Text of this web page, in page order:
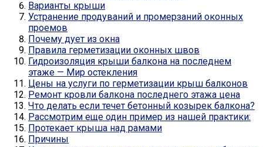
Варианты крыши
Устранение продуваний и промерзаний оконных
проемов
Почему дует из окна
Правила герметизации оконных швов
Гидроизоляция крыши балкона на последнем
этаже — Мир остекления
Цены на услуги по герметизации крыш балконов
Ремонт кровли балкона последнего этажа цена
Что делать если течет бетонный козырек балкона?
Рассмотрим еще один пример из нашей практики:
Протекает крыша над рамами
Причины